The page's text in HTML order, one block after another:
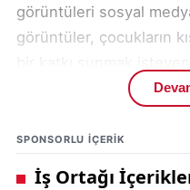
görüntüleri sosyal
görüntüler, çocukların
Şehir merkezine
bulunan Beypınar
aralarında karın tadını
SPONSORLU IÇERIK